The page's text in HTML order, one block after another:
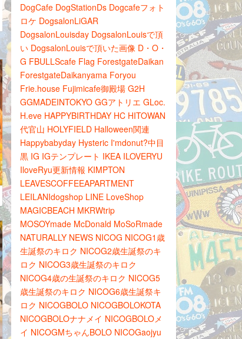
DogCafe DogStationDs Dogcafeフォト
ロケ DogsalonLiGAR
DogsalonLouisday DogsalonLouisで頂
い DogsalonLouisで頂いた画像 D・O・
G FBULLScafe Flag ForestgateDaikan
ForestgateDaikanyama Foryou
Frie.house Fujimicafe御殿場 G2H
GGMADEINTOKYO GGアトリエ GLoc.
H.eve HAPPYBIRTHDAY HC HITOWAN
代官山 HOLYFIELD Halloween関連
Happybabyday Hysteric I'mdonut?中目
黒 IG IGテンプレート IKEA ILOVERYU
IloveRyu更新情報 KIMPTON
LEAVESCOFFEEAPARTMENT
LEILANIdogshop LINE LoveShop
MAGICBEACH MKRWtrip
MOSOYmade McDonald MoSoRmade
NATURALLY NEWS NICOG NICOG1歳
生誕祭のキロク NICOG2歳生誕祭のキ
ロク NICOG3歳生誕祭のキロク
NICOG4歳の生誕祭のキロク NICOG5
歳生誕祭のキロク NICOG6歳生誕祭キ
ロク NICOGBOLO NICOGBOLOKOTA
NICOGBOLOナナメイ NICOGBOLOメ
イ NICOGMちゃんBOLO NICOGaojyu